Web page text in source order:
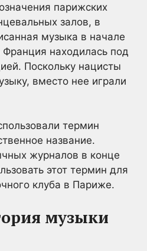
парижских
залов, в
музыка в начале
Франция находилась под
Поскольку нацисты
вместо нее играли
термин
название.
журналов в конце
этот термин для
клуба в Париже.
музыки